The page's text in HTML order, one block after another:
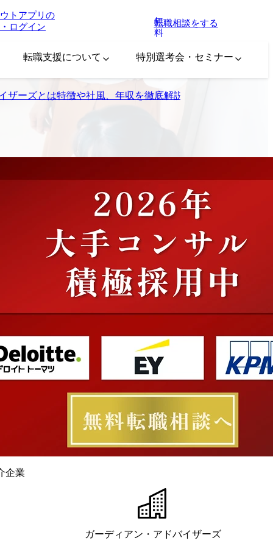
トアプリの
ログイン
無
料
転職相談をする
転職支援について 特別選考会・セミナー
ザーズとは特徴や社風、年収を徹底解説
企業
ガーディアン・アドバイザーズ